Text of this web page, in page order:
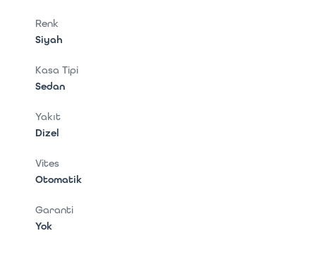
Renk
Siyah
Kasa Tipi
Sedan
Yakıt
Dizel
Vites
Otomatik
Garanti
Yok